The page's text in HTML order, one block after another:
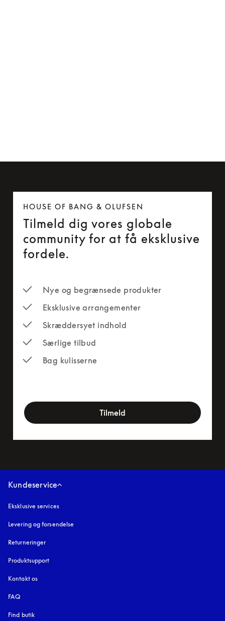
HOUSE OF BANG & OLUFSEN
Tilmeld dig vores globale
community for at få eksklusive
fordele.
Nye og begrænsede produkter
Eksklusive arrangementer
Skræddersyet indhold
Særlige tilbud
Bag kulisserne
Tilmeld
Kundeservice
Eksklusive services
Levering og forsendelse
Returneringer
Produktsupport
Kontakt os
FAQ
Find butik